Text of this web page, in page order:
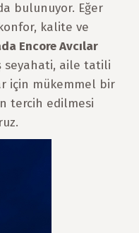
bulunuyor. Eğer
kalite ve
Encore Avcılar
seyahati, aile tatili
için mükemmel bir
tercih edilmesi